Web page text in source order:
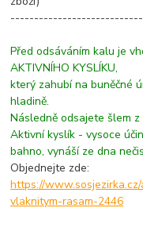
Před odsáváním kalu je
AKTIVNÍHO KYSLÍKU,
který zahubí na buněčné
hladině.
Následně odsajete šlem z
Aktivní kyslík - vysoce
bahno, vynáší ze dna
Objednejte zde:
https://
vlaknitym-rasam-2446